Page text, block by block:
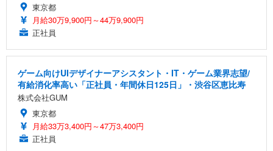
東京都
月給30万9,900円～44万9,900円
正社員
ゲーム向けUIデザイナーアシスタント・IT・ゲーム業界志望/
有給消化率高い「正社員・年間休日125日」・渋谷区恵比寿
株式会社GUM
東京都
月給33万3,400円～47万3,400円
正社員